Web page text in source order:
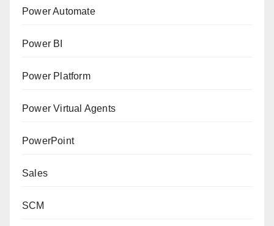
Power Automate
Power BI
Power Platform
Power Virtual Agents
PowerPoint
Sales
SCM